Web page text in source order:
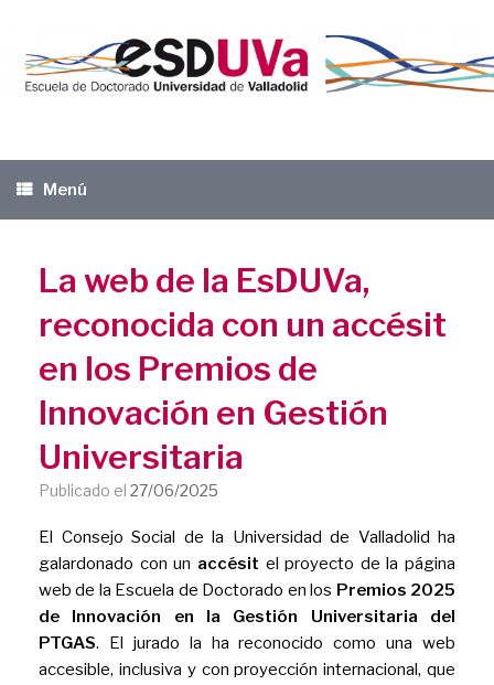
contenido
Menú
La web de la EsDUVa,
reconocida con un accésit
en los Premios de
Innovación en Gestión
Universitaria
Publicado el 27/06/2025
El Consejo Social de la Universidad de Valladolid ha
galardonado con un accésit el proyecto de la página
web de la Escuela de Doctorado en los Premios 2025
de Innovación en la Gestión Universitaria del
PTGAS. El jurado la ha reconocido como una web
accesible, inclusiva y con proyección internacional, que